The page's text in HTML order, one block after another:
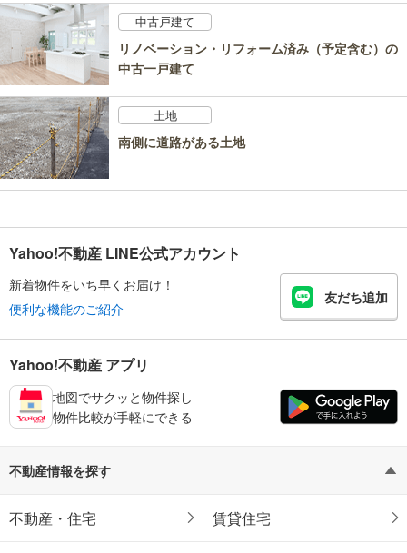
中古戸建て
リノベーション・リフォーム済み（予定含む）の
中古一戸建て
土地
南側に道路がある土地
Yahoo!不動産 LINE公式アカウント
新着物件をいち早くお届け！
便利な機能のご紹介
友だち追加
Yahoo!不動産 アプリ
地図でサクッと物件探し
物件比較が手軽にできる
不動産情報を探す
不動産・住宅 賃貸住宅